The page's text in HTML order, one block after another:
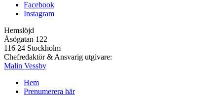
Facebook
Instagram
Hemslöjd
Åsögatan 122
116 24 Stockholm
Chefredaktör & Ansvarig utgivare:
Malin Vessby
Hem
Prenumerera här